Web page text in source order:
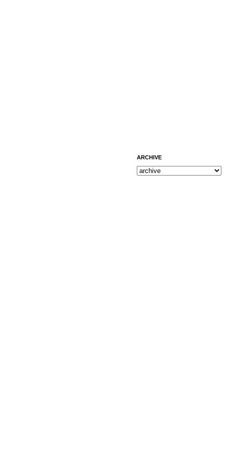
ARCHIVE